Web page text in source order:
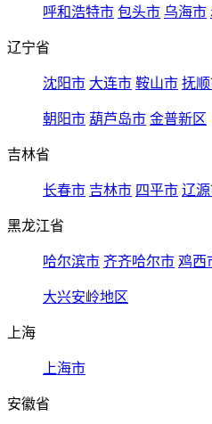
呼和浩特市 包头市 乌海市
辽宁省
沈阳市 大连市 鞍山市 抚
朝阳市 葫芦岛市 金普新区
吉林省
长春市 吉林市 四平市 辽
黑龙江省
哈尔滨市 齐齐哈尔市 鸡西
大兴安岭地区
上海
上海市
安徽省